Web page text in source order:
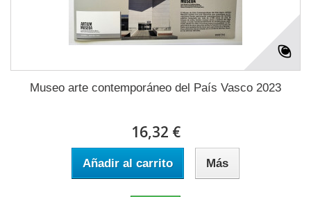
Museo arte contemporáneo del País Vasco 2023
16,32 €
Añadir al carrito Más